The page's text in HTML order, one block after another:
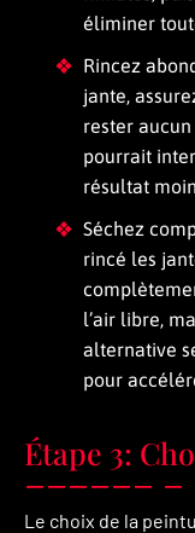
éliminer
Rincez
jante,
rester
pourrait
résultat
Séchez
rincé les
l’air libre,
alternative
pour
Étape 3:
Le choix de la